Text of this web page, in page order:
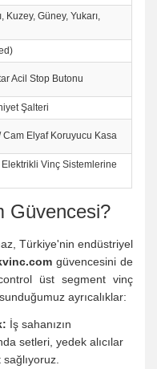
Kuzey, Güney, Yukarı,
Acil Stop Butonu
Şalteri
Cam Elyaf Koruyucu Kasa
Vinç Sistemlerine
Güvencesi?
Türkiye'nin endüstriyel
güvencesini de
üst segment vinç
ayrıcalıklar:
İş sahanızın
setleri, yedek alıcılar